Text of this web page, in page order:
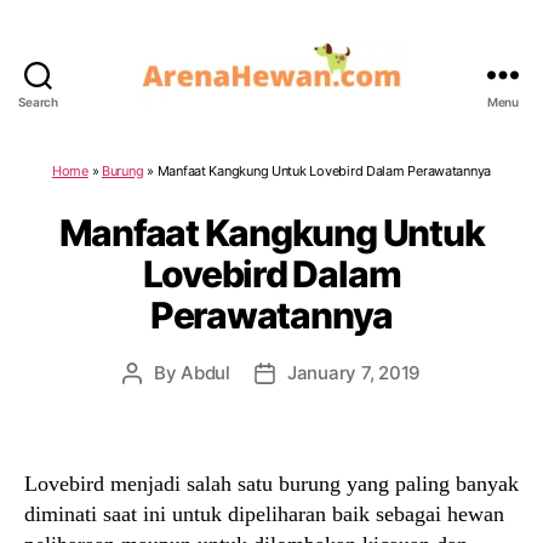
Search Menu
Home» Burung » Manfaat Kangkung Untuk Lovebird Dalam Perawatannya
Manfaat Kangkung Untuk
Lovebird Dalam
Perawatannya
PostByAbdul
PostJanuary 7, 2019
Lovebird menjadi salah satu burung yang paling banyak
diminati saat ini untuk dipeliharan baik sebagai hewan